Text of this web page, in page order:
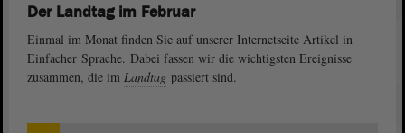
Der Landtag im Februar
Einmal im Monat finden Sie auf unserer Internetseite Artikel in
Einfacher Sprache. Dabei fassen wir die wichtigsten Ereignisse
zusammen, die im Landtag passiert sind.